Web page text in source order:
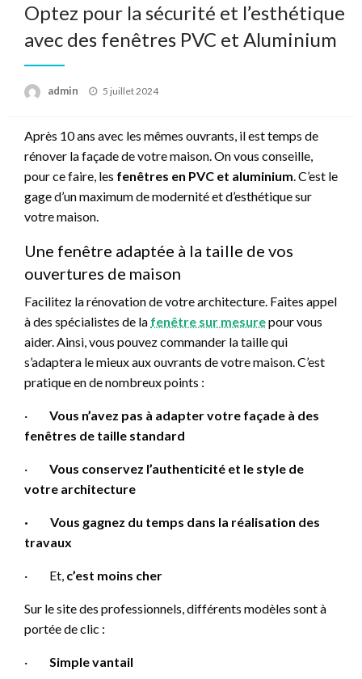
Optez pour la sécurité et l’esthétique
avec des fenêtres PVC et Aluminium
admin
Posted
5 juillet 2024
Après 10 ans avec les mêmes ouvrants, il est temps de
rénover la façade de votre maison. On vous conseille,
pour ce faire, les fenêtres en PVC et aluminium. C’est le
gage d’un maximum de modernité et d’esthétique sur
votre maison.
Une fenêtre adaptée à la taille de vos
ouvertures de maison
Facilitez la rénovation de votre architecture. Faites appel
à des spécialistes de la fenêtre sur mesurepour vous
aider. Ainsi, vous pouvez commander la taille qui
s’adaptera le mieux aux ouvrants de votre maison. C’est
pratique en de nombreux points :
· Vous n’avez pas à adapter votre façade à des
fenêtres de taille standard
· Vous conservez l’authenticité et le style de
votre architecture
· Vous gagnez du temps dans la réalisation des
travaux
· Et, c’est moins cher
Sur le site des professionnels, différents modèles sont à
portée de clic :
· Simple vantail